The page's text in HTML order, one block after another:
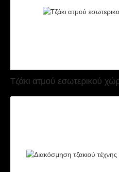
Τζάκι ατμού εσωτερικού